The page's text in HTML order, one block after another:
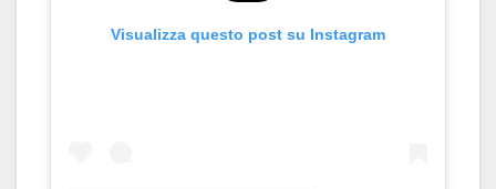
Visualizza questo post su Instagram